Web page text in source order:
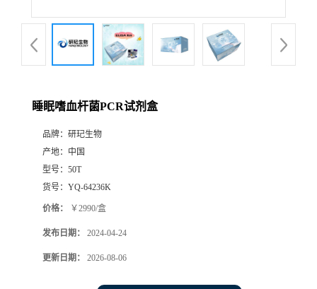
睡眠嗜血杆菌PCR试剂盒
品牌： 研玘生物
产地： 中国
型号： 50T
货号： YQ-64236K
价格： ￥2990/盒
发布日期： 2024-04-24
更新日期： 2026-08-06